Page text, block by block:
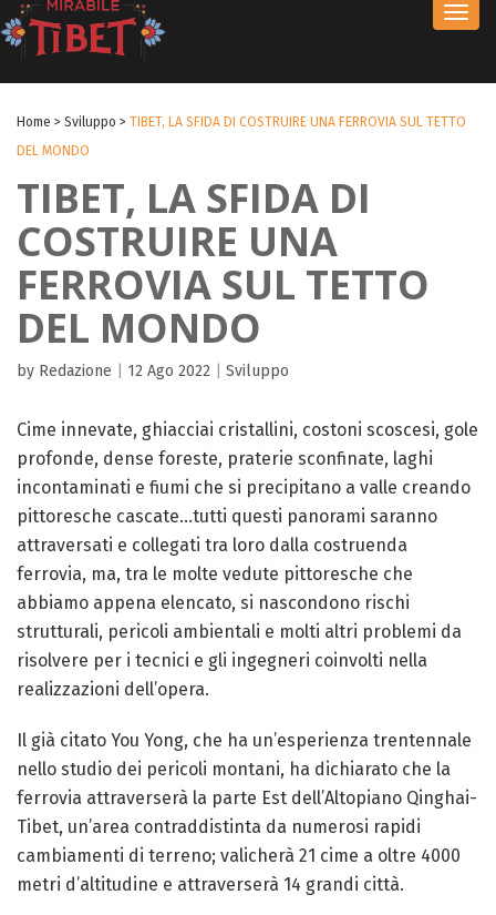
Home > Sviluppo > TIBET, LA SFIDA DI COSTRUIRE UNA FERROVIA SUL TETTO
DEL MONDO
TIBET, LA SFIDA DI
COSTRUIRE UNA
FERROVIA SUL TETTO
DEL MONDO
by Redazione 12 Ago 2022 Sviluppo
Cime innevate, ghiacciai cristallini, costoni scoscesi, gole
profonde, dense foreste, praterie sconfinate, laghi
incontaminati e fiumi che si precipitano a valle creando
pittoresche cascate…tutti questi panorami saranno
attraversati e collegati tra loro dalla costruenda
ferrovia, ma, tra le molte vedute pittoresche che
abbiamo appena elencato, si nascondono rischi
strutturali, pericoli ambientali e molti altri problemi da
risolvere per i tecnici e gli ingegneri coinvolti nella
realizzazioni dell’opera.
Il già citato You Yong, che ha un’esperienza trentennale
nello studio dei pericoli montani, ha dichiarato che la
ferrovia attraverserà la parte Est dell’Altopiano Qinghai-
Tibet, un’area contraddistinta da numerosi rapidi
cambiamenti di terreno; valicherà 21 cime a oltre 4000
metri d’altitudine e attraverserà 14 grandi città.